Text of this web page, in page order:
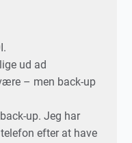
ud ad
– men back-up
up. Jeg har
efter at have